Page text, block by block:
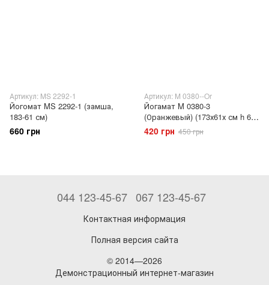
Артикул: MS 2292-1
Йогомат MS 2292-1 (замша,
183-61 см)
660 грн
Артикул: M 0380--Or
Йогамат M 0380-3
(Оранжевый) (173х61х см h 6
мм.)
420 грн 450 грн
044 123-45-67 067 123-45-67
Контактная информация
Полная версия сайта
© 2014—2026
Демонстрационный интернет-магазин